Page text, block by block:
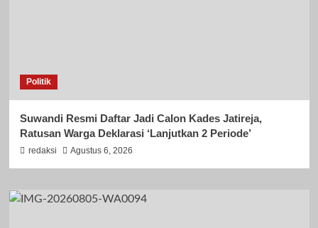
Politik
Suwandi Resmi Daftar Jadi Calon Kades Jatireja,
Ratusan Warga Deklarasi ‘Lanjutkan 2 Periode’
redaksi Agustus 6, 2026